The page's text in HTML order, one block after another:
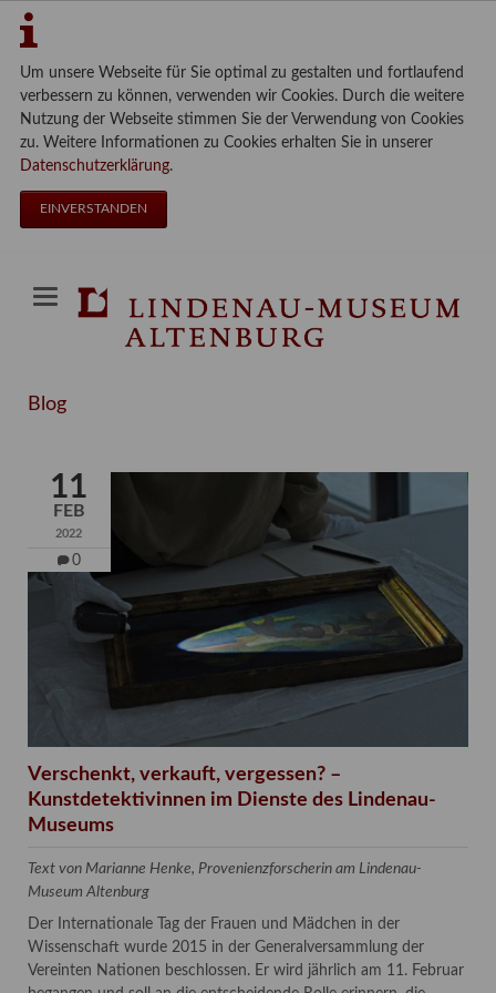
Um unsere Webseite für Sie optimal zu gestalten und fortlaufend
verbessern zu können, verwenden wir Cookies. Durch die weitere
Nutzung der Webseite stimmen Sie der Verwendung von Cookies
zu. Weitere Informationen zu Cookies erhalten Sie in unserer
Datenschutzerklärung.
EINVERSTANDEN
Blog
11
FEB
2022
0
Verschenkt, verkauft, vergessen? –
Kunstdetektivinnen im Dienste des Lindenau-
Museums
Text von Marianne Henke, Provenienzforscherin am Lindenau-
Museum Altenburg
Der Internationale Tag der Frauen und Mädchen in der
Wissenschaft wurde 2015 in der Generalversammlung der
Vereinten Nationen beschlossen. Er wird jährlich am 11. Februar